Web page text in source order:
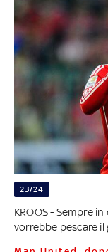
23/24
KROOS - Sempre
vorrebbe pescare